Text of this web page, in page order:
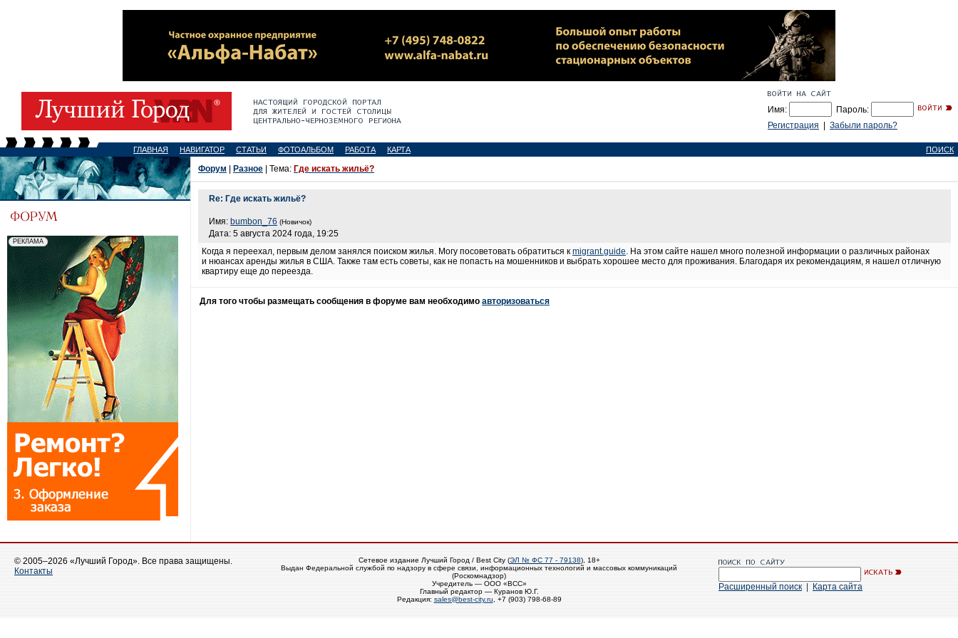
Имя:
Пароль:
Регистрация
Забыли пароль?
ГЛАВНАЯ НАВИГАТОР СТАТЬИ ФОТОАЛЬБОМ РАБОТА КАРТА ПОИСК
Форум Разное | Тема: Где искать жильё?
Re: Где искать жильё?
Имя: bumbon_76 (Новичок)
Дата: 5 августа 2024 года, 19:25
Когда я переехал, первым делом занялся поиском жилья. Могу посоветовать обратиться к migrant.guide. На этом сайте нашел много полезной информации о различных районах
и нюансах аренды жилья в США. Также там есть советы, как не попасть на мошенников и выбрать хорошее место для проживания. Благодаря их рекомендациям, я нашел отличную
квартиру еще до переезда.
Для того чтобы размещать сообщения в форуме вам необходимо авторизоваться
© 2005–2026 «Лучший Город». Все права защищены.
Контакты
Сетевое издание Лучший Город / Best City (ЭЛ № ФС 77 - 79138), 18+
Выдан Федеральной службой по надзору в сфере связи, информационных технологий и массовых коммуникаций
(Роскомнадзор)
Учредитель — ООО «ВСС»
Главный редактор — Куранов Ю.Г.
Редакция: sales@best-city.ru , +7 (903) 798-68-89
Расширенный поиск Карта сайта